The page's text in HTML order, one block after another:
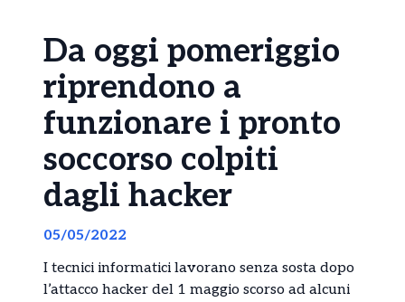
Da oggi pomeriggio
riprendono a
funzionare i pronto
soccorso colpiti
dagli hacker
05/05/2022
I tecnici informatici lavorano senza sosta dopo
l’attacco hacker del 1 maggio scorso ad alcuni